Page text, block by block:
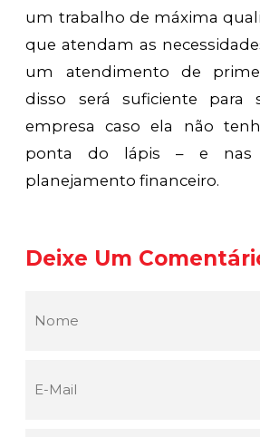
um trabalho de máxima
que atendam as
um atendimento de
disso será suficiente para
empresa caso ela não
ponta do lápis – e nas
planejamento financeiro.
Deixe Um